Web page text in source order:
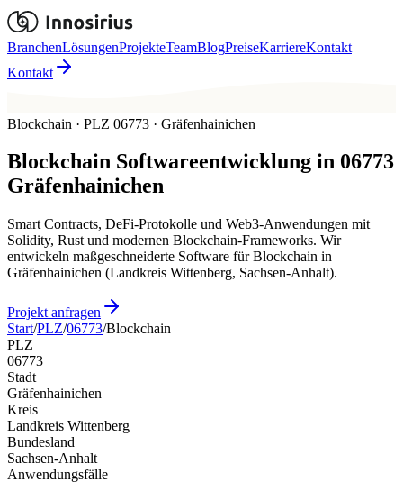
BranchenLösungenProjekteTeamBlogPreiseKarriereKontakt
Kontakt
Blockchain · PLZ 06773 · Gräfenhainichen
Blockchain Softwareentwicklung in 06773
Gräfenhainichen
Smart Contracts, DeFi-Protokolle und Web3-Anwendungen mit
Solidity, Rust und modernen Blockchain-Frameworks. Wir
entwickeln maßgeschneiderte Software für Blockchain in
Gräfenhainichen (Landkreis Wittenberg, Sachsen-Anhalt).
Projekt anfragen
Start/PLZ/06773/Blockchain
PLZ
06773
Stadt
Gräfenhainichen
Kreis
Landkreis Wittenberg
Bundesland
Sachsen-Anhalt
Anwendungsfälle